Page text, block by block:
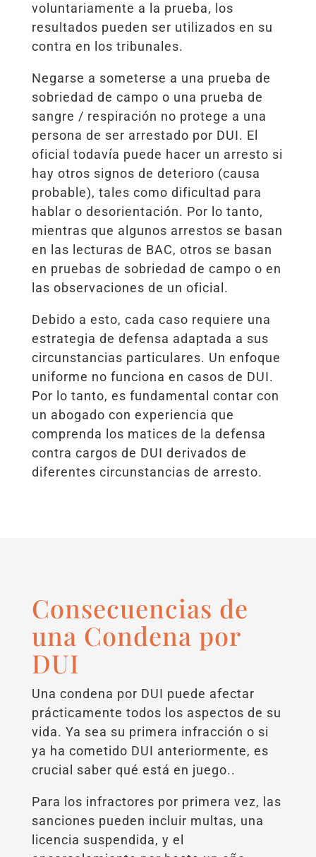
voluntariamente a la prueba, los
resultados pueden ser utilizados en su
contra en los tribunales.
Negarse a someterse a una prueba de
sobriedad de campo o una prueba de
sangre / respiración no protege a una
persona de ser arrestado por DUI. El
oficial todavía puede hacer un arresto si
hay otros signos de deterioro (causa
probable), tales como dificultad para
hablar o desorientación. Por lo tanto,
mientras que algunos arrestos se basan
en las lecturas de BAC, otros se basan
en pruebas de sobriedad de campo o en
las observaciones de un oficial.
Debido a esto, cada caso requiere una
estrategia de defensa adaptada a sus
circunstancias particulares. Un enfoque
uniforme no funciona en casos de DUI.
Por lo tanto, es fundamental contar con
un abogado con experiencia que
comprenda los matices de la defensa
contra cargos de DUI derivados de
diferentes circunstancias de arresto.
Consecuencias de
una Condena por
DUI
Una condena por DUI puede afectar
prácticamente todos los aspectos de su
vida. Ya sea su primera infracción o si
ya ha cometido DUI anteriormente, es
crucial saber qué está en juego..
Para los infractores por primera vez, las
sanciones pueden incluir multas, una
licencia suspendida, y el